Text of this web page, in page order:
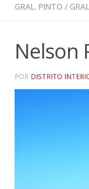
GRAL. PINTO /
Nelson
POR DISTRITO